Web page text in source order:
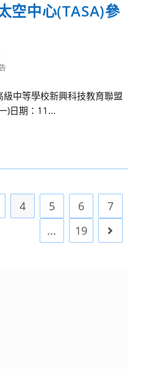
空中心(TASA)參
中等學校新興科技教育聯盟
)日期：11...
4 5 6
7
...
19 Go to